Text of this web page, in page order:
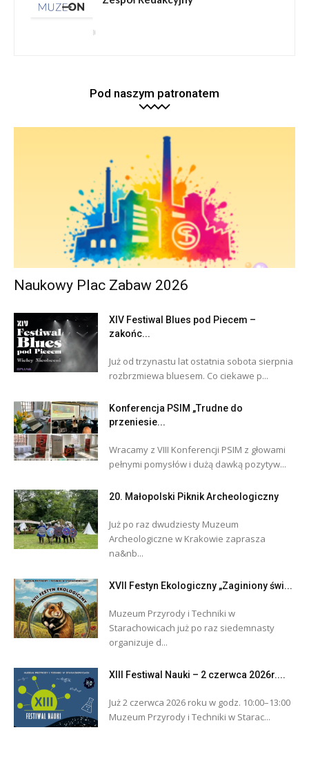
Pod naszym patronatem
Naukowy Plac Zabaw 2026
XIV Festiwal Blues pod Piecem –
zakońc...
Już od trzynastu lat ostatnia sobota sierpnia
rozbrzmiewa bluesem. Co ciekawe p...
Konferencja PSIM „Trudne do
przeniesie...
Wracamy z VIII Konferencji PSIM z głowami
pełnymi pomysłów i dużą dawką pozytyw...
20. Małopolski Piknik Archeologiczny
Już po raz dwudziesty Muzeum
Archeologiczne w Krakowie zaprasza
na&nb...
XVII Festyn Ekologiczny „Zaginiony świ...
Muzeum Przyrody i Techniki w
Starachowicach już po raz siedemnasty
organizuje d...
XIII Festiwal Nauki – 2 czerwca 2026r....
Już 2 czerwca 2026 roku w godz. 10:00–13:00
Muzeum Przyrody i Techniki w Starac...